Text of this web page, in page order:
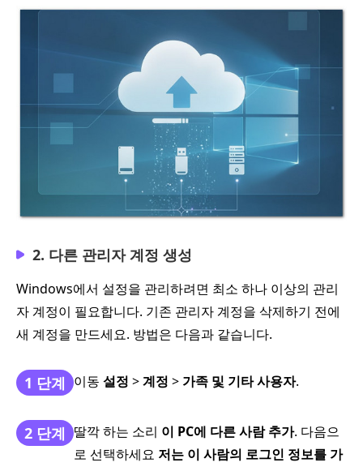
2. 다른 관리자 계정 생성
Windows에서 설정을 관리하려면 최소 하나 이상의 관리
자 계정이 필요합니다. 기존 관리자 계정을 삭제하기 전에
새 계정을 만드세요. 방법은 다음과 같습니다.
1 단계 이동 설정 >계정 > 가족 및 기타 사용자.
2 단계 딸깍 하는 소리 이 PC에 다른 사람 추가. 다음으
로 선택하세요 저는 이 사람의 로그인 정보를 가